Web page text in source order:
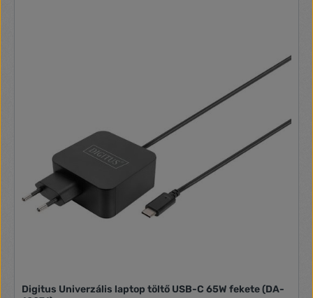
Digitus Univerzális laptop töltő USB-C 65W fekete (DA-